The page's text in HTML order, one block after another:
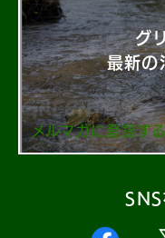
グ
最新の
メルマガに登録す
SNS